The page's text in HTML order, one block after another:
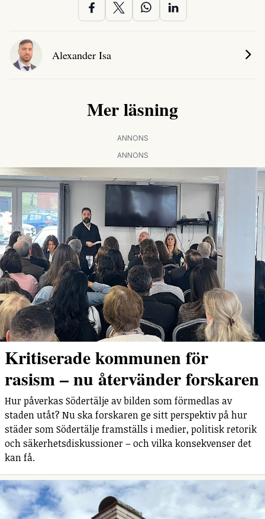
Alexander Isa
Mer läsning
ANNONS
ANNONS
Kritiserade kommunen för
rasism – nu återvänder forskaren
Hur påverkas Södertälje av bilden som förmedlas av
staden utåt? Nu ska forskaren ge sitt perspektiv på hur
städer som Södertälje framställs i medier, politisk retorik
och säkerhetsdiskussioner – och vilka konsekvenser det
kan få.